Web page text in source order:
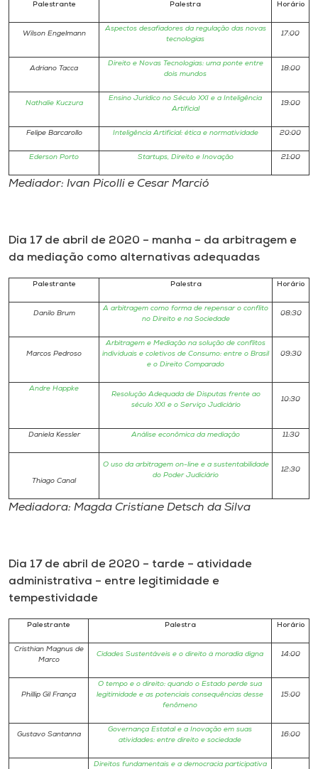
Palestrante Palestra Horário
Wilson Engelmann
Aspectos desafiadores da regulação das novas
tecnologias
17:00
Adriano Tacca
Direito e Novas Tecnologias: uma ponte entre
dois mundos
18:00
Nathalie Kuczura
Ensino Jurídico no Século XXI e a Inteligência
Artificial
19:00
Felipe Barcarollo Inteligência Artificial: ética e normatividade 20:00
Ederson Porto Startups, Direito e Inovação 21:00
Mediador: Ivan Picolli e Cesar Marció
Dia 17 de abril de 2020 – manha – da arbitragem e
da mediação como alternativas adequadas
Palestrante Palestra Horário
Danilo Brum
A arbitragem como forma de repensar o conflito
no Direito e na Sociedade
08:30
Marcos Pedroso
Arbitragem e Mediação na solução de conflitos
individuais e coletivos de Consumo: entre o Brasil
e o Direito Comparado
09:30
Andre Happke
Resolução Adequada de Disputas frente ao
século XXI e o Serviço Judiciário
10:30
Daniela Kessler Análise econômica da mediação 11:30
Thiago Canal
O uso da arbitragem on-line e a sustentabilidade
do Poder Judiciário
12:30
Mediadora: Magda Cristiane Detsch da Silva
Dia 17 de abril de 2020 – tarde – atividade
administrativa – entre legitimidade e
tempestividade
Palestrante Palestra Horário
Cristhian Magnus de
Marco
Cidades Sustentáveis e o direito à moradia digna 14:00
Phillip Gil França
O tempo e o direito: quando o Estado perde sua
legitimidade e as potenciais consequências desse
fenômeno
15:00
Gustavo Santanna
Governança Estatal e a Inovação em suas
atividades: entre direito e sociedade
16:00
Direitos fundamentais e a democracia participativa